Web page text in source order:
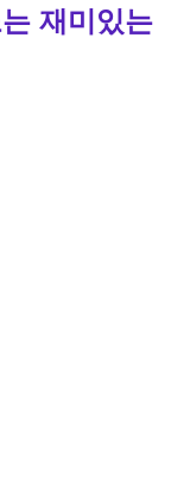
재미있는